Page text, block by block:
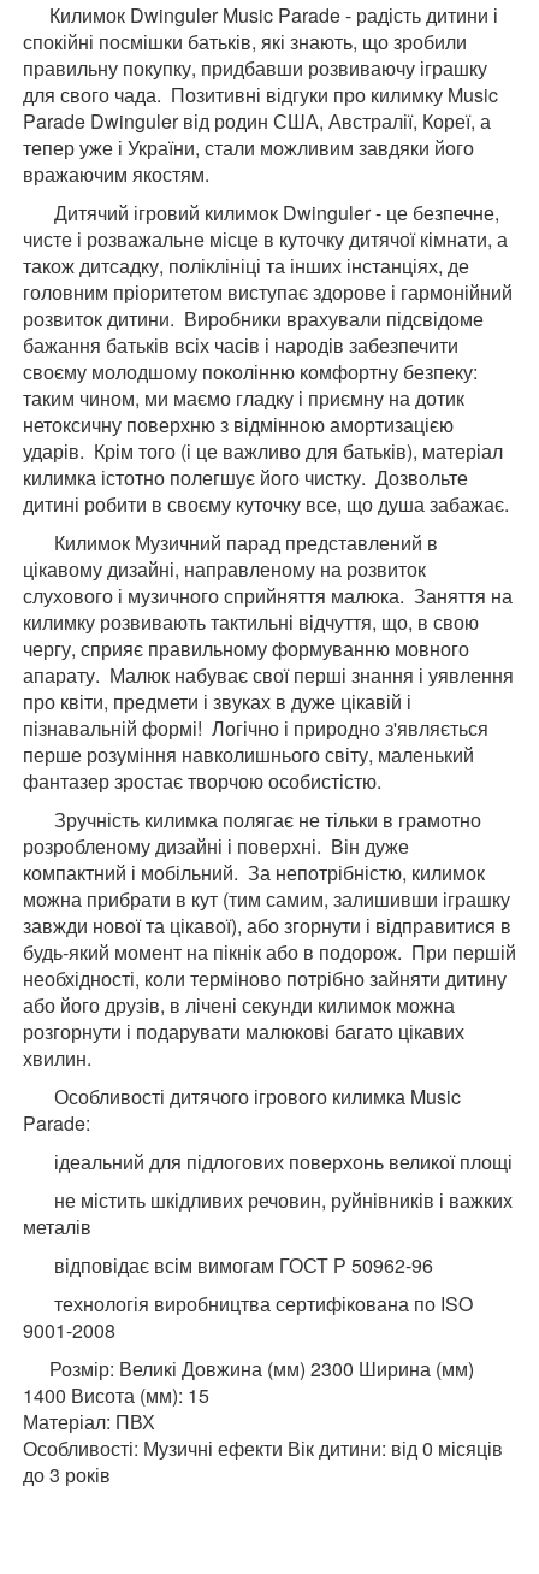
Килимок Dwinguler Music Parade - радість дитини і
спокійні посмішки батьків, які знають, що зробили
правильну покупку, придбавши розвиваючу іграшку
для свого чада. Позитивні відгуки про килимку Music
Parade Dwinguler від родин США, Австралії, Кореї, а
тепер уже і України, стали можливим завдяки його
вражаючим якостям.
Дитячий ігровий килимок Dwinguler - це безпечне,
чисте і розважальне місце в куточку дитячої кімнати, а
також дитсадку, поліклініці та інших інстанціях, де
головним пріоритетом виступає здорове і гармонійний
розвиток дитини. Виробники врахували підсвідоме
бажання батьків всіх часів і народів забезпечити
своєму молодшому поколінню комфортну безпеку:
таким чином, ми маємо гладку і приємну на дотик
нетоксичну поверхню з відмінною амортизацією
ударів. Крім того (і це важливо для батьків), матеріал
килимка істотно полегшує його чистку. Дозвольте
дитині робити в своєму куточку все, що душа забажає.
Килимок Музичний парад представлений в
цікавому дизайні, направленому на розвиток
слухового і музичного сприйняття малюка. Заняття на
килимку розвивають тактильні відчуття, що, в свою
чергу, сприяє правильному формуванню мовного
апарату. Малюк набуває свої перші знання і уявлення
про квіти, предмети і звуках в дуже цікавій і
пізнавальній формі! Логічно і природно з'являється
перше розуміння навколишнього світу, маленький
фантазер зростає творчою особистістю.
Зручність килимка полягає не тільки в грамотно
розробленому дизайні і поверхні. Він дуже
компактний і мобільний. За непотрібністю, килимок
можна прибрати в кут (тим самим, залишивши іграшку
завжди нової та цікавої), або згорнути і відправитися в
будь-який момент на пікнік або в подорож. При першій
необхідності, коли терміново потрібно зайняти дитину
або його друзів, в лічені секунди килимок можна
розгорнути і подарувати малюкові багато цікавих
хвилин.
Особливості дитячого ігрового килимка Music
Parade:
ідеальний для підлогових поверхонь великої площі
не містить шкідливих речовин, руйнівників і важких
металів
відповідає всім вимогам ГОСТ Р 50962-96
технологія виробництва сертифікована по ISO
9001-2008
Розмір: Великі Довжина (мм) 2300 Ширина (мм)
1400 Висота (мм): 15
Матеріал: ПВХ
Особливості: Музичні ефекти Вік дитини: від 0 місяців
до 3 років